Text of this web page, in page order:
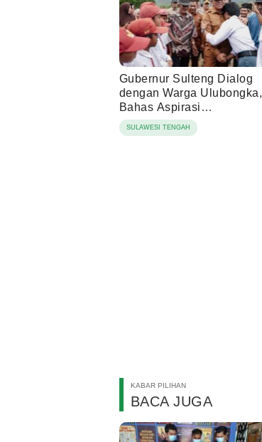
Gubernur Sulteng Dialog
dengan Warga Ulubongka,
Bahas Aspirasi
Pembangunan
SULAWESI TENGAH
KABAR PILIHAN
BACA JUGA